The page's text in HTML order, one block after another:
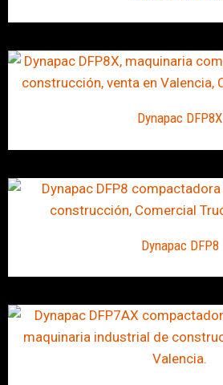
Dynapac DFP8X
Dynapac DFP8